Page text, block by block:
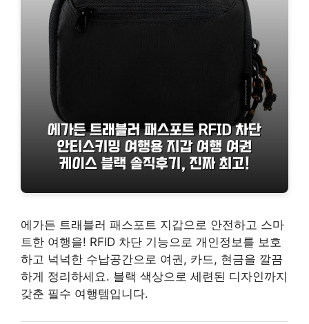
에가든 트래블러 패스포트 지갑으로 안전하고 스마
트한 여행을! RFID 차단 기능으로 개인정보를 보호
하고 넉넉한 수납공간으로 여권, 카드, 현금을 깔끔
하게 정리하세요. 블랙 색상으로 세련된 디자인까지
갖춘 필수 여행템입니다.